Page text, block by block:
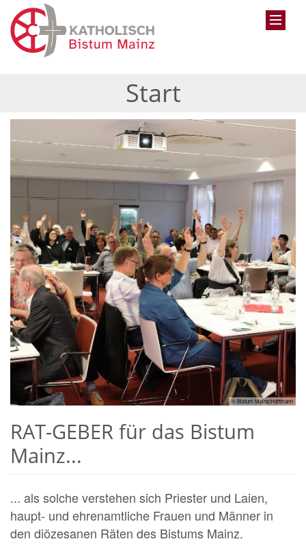
Start
© Bistum Mainz/Hoffmann
RAT-GEBER für das Bistum
Mainz...
... als solche verstehen sich Priester und Laien,
haupt- und ehrenamtliche Frauen und Männer in
den diözesanen Räten des Bistums Mainz.